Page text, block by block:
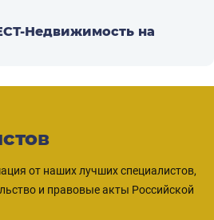
Недвижимость на
от наших лучших специалистов,
и правовые акты Российской